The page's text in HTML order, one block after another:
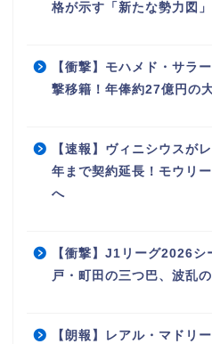
格が示す「新たな勢力図
【衝撃】モハメド・サラ
撃移籍！年俸約27億円の
【速報】ヴィニシウスが
年まで契約延長！モウリ
へ
【衝撃】J1リーグ2026
戸・町田の三つ巴、波乱
【朗報】レアル・マドリ